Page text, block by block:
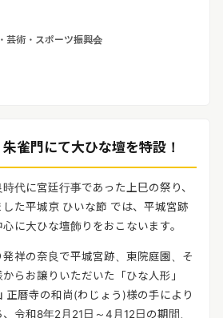
する
ディア登
術・スポーツ振興会
雀門にて大ひな壇を特設！
代に宮廷行事であった上巳の祭り、
た平城京 ひいな節 では、平城宮跡
に大ひな壇飾りをおこないます。
祥の奈良で平城宮跡、東院庭園、そ
らお譲りいただいた「ひな人形」
正暦寺の和尚(わじょう)様の手により
令和8年2月21日～4月12日の期間、